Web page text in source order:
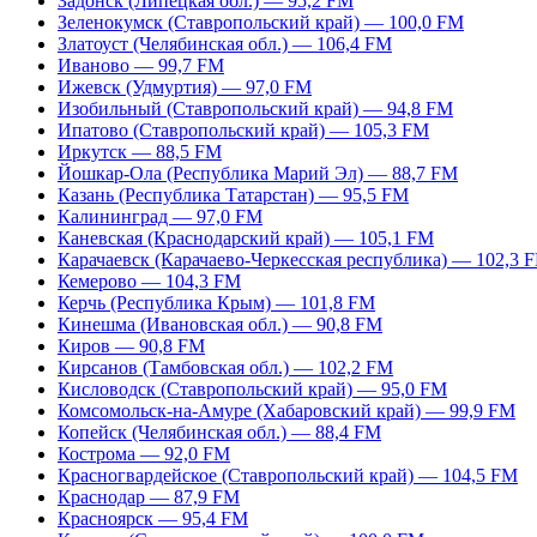
Зеленокумск (Ставропольский край) — 100,0 FM
Златоуст (Челябинская обл.) — 106,4 FM
Иваново — 99,7 FM
Ижевск (Удмуртия) — 97,0 FM
Изобильный (Ставропольский край) — 94,8 FM
Ипатово (Ставропольский край) — 105,3 FM
Иркутск — 88,5 FM
Йошкар-Ола (Республика Марий Эл) — 88,7 FM
Казань (Республика Татарстан) — 95,5 FM
Калининград — 97,0 FM
Каневская (Краснодарский край) — 105,1 FM
Карачаевск (Карачаево-Черкесская республика) — 102,3
Кемерово — 104,3 FM
Керчь (Республика Крым) — 101,8 FM
Кинешма (Ивановская обл.) — 90,8 FM
Киров — 90,8 FM
Кирсанов (Тамбовская обл.) — 102,2 FM
Кисловодск (Ставропольский край) — 95,0 FM
Комсомольск-на-Амуре (Хабаровский край) — 99,9 FM
Копейск (Челябинская обл.) — 88,4 FM
Кострома — 92,0 FM
Красногвардейское (Ставропольский край) — 104,5 FM
Краснодар — 87,9 FM
Красноярск — 95,4 FM